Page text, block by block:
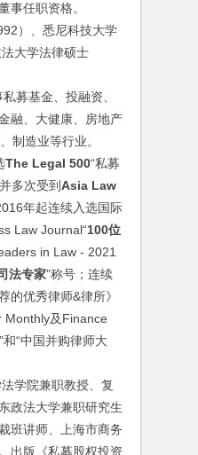
事任职资格。
）、悉尼科技大学
大学法律硕士
募基金、投融资、
融、大健康、房地产
制造业等行业。
The Legal 500“私募
多次受到Asia Law
年起连续入选国际
Law Journal“100位
in Law - 2021
法专家”称号；连续
的优秀律师&律所》
Monthly及Finance
“中国并购律师大
院兼职教授、复
政法大学兼职研究生
班讲师、上海市商务
出版《私募股权投资